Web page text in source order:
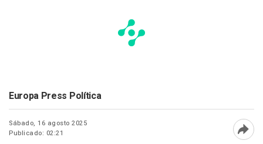
Europa Press Política
Sábado, 16 agosto 2025
Publicado: 02:21